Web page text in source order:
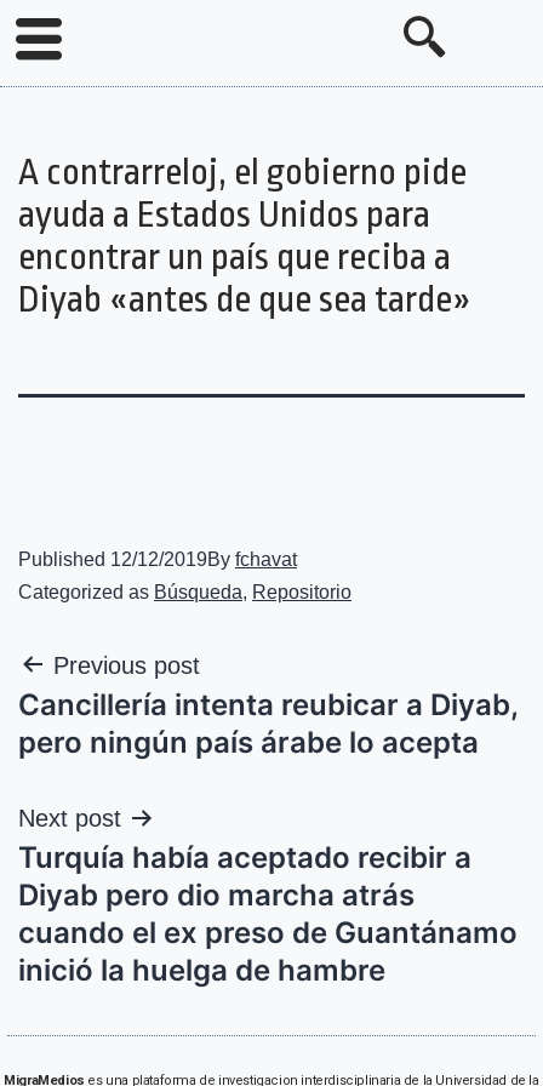
A contrarreloj, el gobierno pide
ayuda a Estados Unidos para
encontrar un país que reciba a
Diyab «antes de que sea tarde»
Published 12/12/2019By fchavat
Categorized as Búsqueda, Repositorio
Previous post
Cancillería intenta reubicar a Diyab,
pero ningún país árabe lo acepta
Next post
Turquía había aceptado recibir a
Diyab pero dio marcha atrás
cuando el ex preso de Guantánamo
inició la huelga de hambre
MigraMedios es una plataforma de investigacion interdisciplinaria de la Universidad de la